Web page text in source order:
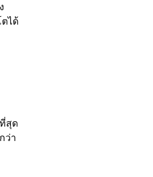
ได้
สุด
ว่า